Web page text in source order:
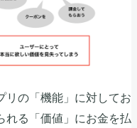
リの「機能」に対してお
れる「価値」にお金を払